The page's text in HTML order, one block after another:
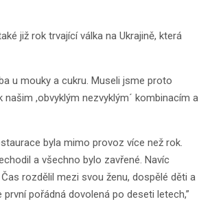
již rok trvající válka na Ukrajině, která
u mouky a cukru. Museli jsme proto
,obvyklým nezvyklým´ kombinacím a
byla mimo provoz více než rok.
a všechno bylo zavřené. Navíc
rozdělil mezi svou ženu, dospělé děti a
pořádná dovolená po deseti letech,”